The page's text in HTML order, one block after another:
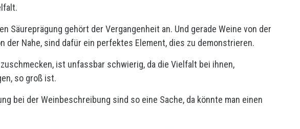
Säureprägung gehört der Vergangenheit an. Und gerade Weine von der
der Nahe, sind dafür ein perfektes Element, dies zu demonstrieren.
ist unfassbar schwierig, da die Vielfalt bei ihnen,
so groß ist.
bei der Weinbeschreibung sind so eine Sache, da könnte man einen